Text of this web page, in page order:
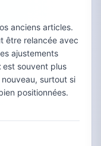
anciens articles.
être relancée avec
ajustements
est souvent plus
surtout si
positionnées.